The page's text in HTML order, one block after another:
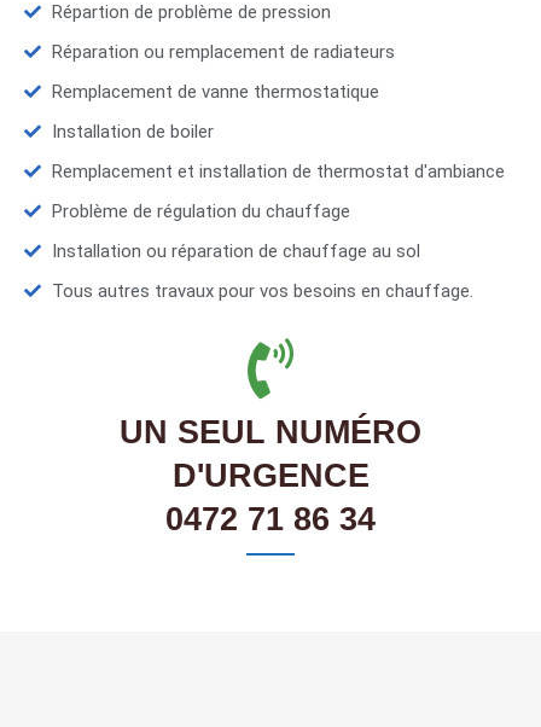
Répartion de problème de pression
Réparation ou remplacement de radiateurs
Remplacement de vanne thermostatique
Installation de boiler
Remplacement et installation de thermostat d'ambiance
Problème de régulation du chauffage
Installation ou réparation de chauffage au sol
Tous autres travaux pour vos besoins en chauffage.
UN SEUL NUMÉRO
D'URGENCE
0472 71 86 34